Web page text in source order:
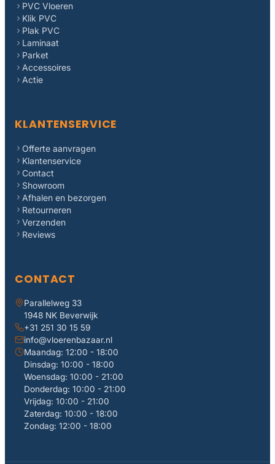
PVC Vloeren
Klik PVC
Plak PVC
Laminaat
Parket
Accessoires
Actie
KLANTENSERVICE
Offerte aanvragen
Klantenservice
Contact
Showroom
Afhalen en bezorgen
Retourneren
Verzenden
Reviews
CONTACT
Parallelweg 33
1948 NK Beverwijk
+31 251 30 15 59
info@vloerenbazaar.nl
Maandag: 12:00 - 18:00
Dinsdag: 10:00 - 18:00
Woensdag: 10:00 - 21:00
Donderdag: 10:00 - 21:00
Vrijdag: 10:00 - 21:00
Zaterdag: 10:00 - 18:00
Zondag: 12:00 - 18:00